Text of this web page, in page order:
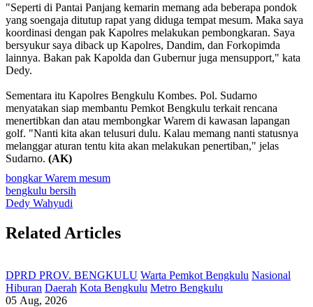
"Seperti di Pantai Panjang kemarin memang ada beberapa pondok
yang soengaja ditutup rapat yang diduga tempat mesum. Maka saya
koordinasi dengan pak Kapolres melakukan pembongkaran. Saya
bersyukur saya diback up Kapolres, Dandim, dan Forkopimda
lainnya. Bakan pak Kapolda dan Gubernur juga mensupport," kata
Dedy.
Sementara itu Kapolres Bengkulu Kombes. Pol. Sudarno
menyatakan siap membantu Pemkot Bengkulu terkait rencana
menertibkan dan atau membongkar Warem di kawasan lapangan
golf. "Nanti kita akan telusuri dulu. Kalau memang nanti statusnya
melanggar aturan tentu kita akan melakukan penertiban," jelas
Sudarno. (AK)
bongkar Warem mesum
bengkulu bersih
Dedy Wahyudi
Related Articles
DPRD PROV. BENGKULU Warta Pemkot Bengkulu Nasional
Hiburan Daerah Kota Bengkulu Metro Bengkulu
05 Aug, 2026